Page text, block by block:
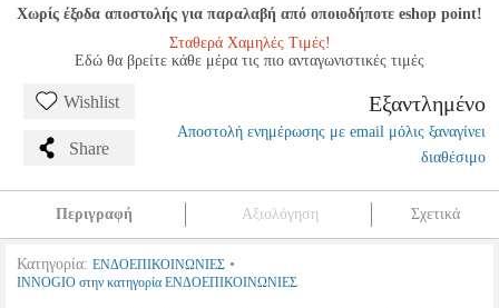
Χωρίς έξοδα αποστολής για παραλαβή από οποιοδήποτε eshop point!
Σταθερά Χαμηλές Τιμές!
Εδώ θα βρείτε κάθε μέρα τις πιο ανταγωνιστικές τιμές
Wishlist
Share
Εξαντλημένο
Αποστολή ενημέρωσης με email μόλις ξαναγίνει
διαθέσιμο
Περιγραφή Αξιολόγηση Σχετικά
Κατηγορία: ΕΝΔΟΕΠΙΚΟΙΝΩΝΙΕΣ •
INNOGIO στην κατηγορία ΕΝΔΟΕΠΙΚΟΙΝΩΝΙΕΣ